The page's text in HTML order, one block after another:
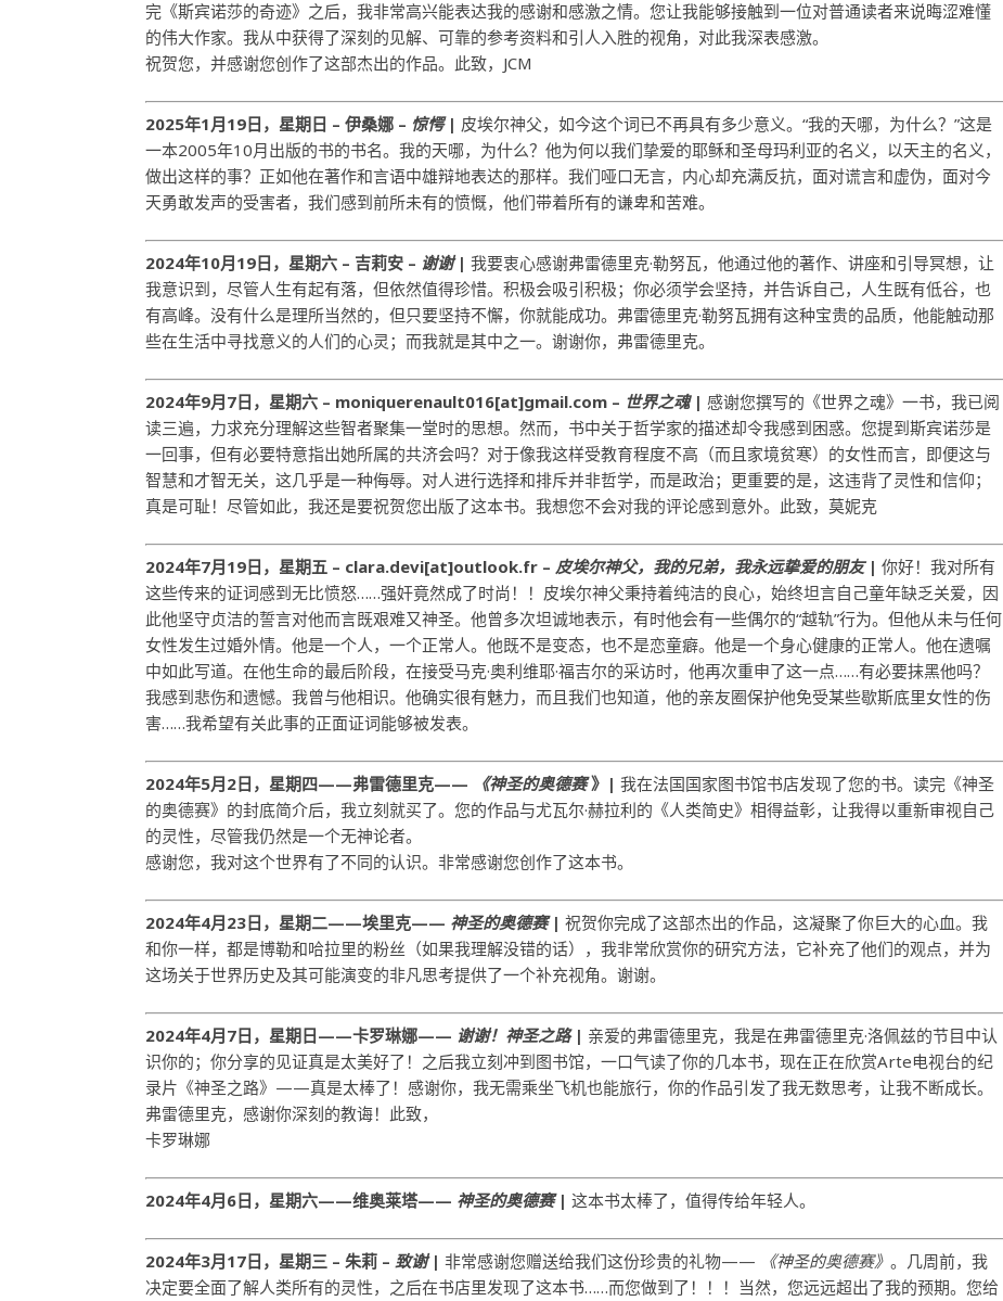
完《斯宾诺莎的奇迹》之后，我非常高兴能表达我的感谢和感激之情。您让我能够接触到一位对普通读者来说晦涩难懂
的伟大作家。我从中获得了深刻的见解、可靠的参考资料和引人入胜的视角，对此我深表感激。
祝贺您，并感谢您创作了这部杰出的作品。此致，JCM
2025年1月19日，星期日 – 伊桑娜 – 惊愕 | 皮埃尔神父，如今这个词已不再具有多少意义。“我的天哪，为什么？”这是
一本2005年10月出版的书的书名。我的天哪，为什么？他为何以我们挚爱的耶稣和圣母玛利亚的名义，以天主的名义，
做出这样的事？正如他在著作和言语中雄辩地表达的那样。我们哑口无言，内心却充满反抗，面对谎言和虚伪，面对今
天勇敢发声的受害者，我们感到前所未有的愤慨，他们带着所有的谦卑和苦难。
2024年10月19日，星期六 – 吉莉安 – 谢谢 |我要衷心感谢弗雷德里克·勒努瓦，他通过他的著作、讲座和引导冥想，让
我意识到，尽管人生有起有落，但依然值得珍惜。积极会吸引积极；你必须学会​​坚持，并告诉自己，人生既有低谷，也
有高峰。没有什么是理所当然的，但只要坚持不懈，你就能成功。弗雷德里克·勒努瓦拥有这种宝贵的品质，他能触动那
些在生活中寻找意义的人们的心灵；而我就是其中之一。谢谢你，弗雷德里克。
2024年9月7日，星期六 – moniquerenault016[at]gmail.com – 世界之魂 |感谢您撰写的《世界之魂》一书，我已阅
读三遍，力求充分理解这些智者聚集一堂时的思想。然而，书中关于哲学家的描述却令我感到困惑。您提到斯宾诺莎是
一回事，但有必要特意指出她所属的共济会吗？对于像我这样受教育程度不高（而且家境贫寒）的女性而言，即便这与
智慧和才智无关，这几乎是一种侮辱。对人进行选择和排斥并非哲学，而是政治；更重要的是，这违背了灵性和信仰；
真是可耻！尽管如此，我还是要祝贺您出版了这本书。我想您不会对我的评论感到意外。此致，莫妮克
2024年7月19日，星期五 – clara.devi[at]outlook.fr –皮埃尔神父，我的兄弟，我永远挚爱的朋友 |你好！我对所有
这些传来的证词感到无比愤怒……强奸竟然成了时尚！！皮埃尔神父秉持着纯洁的良心，始终坦言自己童年缺乏关爱，因
此他坚守贞洁的誓言对他而言既艰难又神圣。他曾多次坦诚地表示，有时他会有一些偶尔的“越轨”行为。但他从未与任何
女性发生过婚外情。他是一个人，一个正常人。他既不是变态，也不是恋童癖。他是一个身心健康的正常人。他在遗嘱
中如此写道。在他生命的最后阶段，在接受马克·奥利维耶·福吉尔的采访时，他再次重申了这一点……有必要抹黑他吗？
我感到悲伤和遗憾。我曾与他相识。他确实很有魅力，而且我们也知道，他的亲友圈保护他免受某些歇斯底里女性的伤
害……我希望有关此事的正面证词能够被发表。
2024年5月2日，星期四——弗雷德里克—— 《神圣的奥德赛》|我在法国国家图书馆书店发现了您的书。读完《神圣
的奥德赛》的封底简介后，我立刻就买了。您的作品与尤瓦尔·赫拉利的《人类简史》相得益彰，让我得以重新审视自己
的灵性，尽管我仍然是一个无神论者。
感谢您，我对这个世界有了不同的认识。非常感谢您创作了这本书。
2024年4月23日，星期二——埃里克—— 神圣的奥德赛|祝贺你完成了这部杰出的作品，这凝聚了你巨大的心血。我
和你一样，都是博勒和哈拉里的粉丝（如果我理解没错的话），我非常欣赏你的研究方法，它补充了他们的观点，并为
这场关于世界历史及其可能演变的非凡思考提供了一个补充视角。谢谢。
2024年4月7日，星期日——卡罗琳娜—— 谢谢！神圣之路| 亲爱的弗雷德里克，我是在弗雷德里克·洛佩兹的节目中认
识你的；你分享的见证真是太美好了！之后我立刻冲到图书馆，一口气读了你的几本书，现在正在欣赏Arte电视台的纪
录片《神圣之路》——真是太棒了！感谢你，我无需乘坐飞机也能旅行，你的作品引发了我无数思考，让我不断成长。
弗雷德里克，感谢你深刻的教诲！此致，
卡罗琳娜
2024年4月6日，星期六——维奥莱塔—— 神圣的奥德赛|这本书太棒了，值得传给年轻人。
2024年3月17日，星期三 – 朱莉 –致谢|非常感谢您赠送给我们这份珍贵的礼物—— 《神圣的奥德赛》。几周前，我
决定要全面了解人类所有的灵性，之后在书店里发现了这本书……而您做到了！！！当然，您远远超出了我的预期。您给